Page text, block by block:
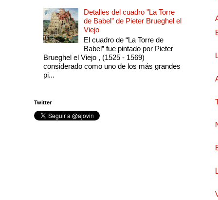
Detalles del cuadro "La Torre
de Babel" de Pieter Brueghel el
Viejo
El cuadro de “La Torre de
Babel” fue pintado por Pieter
Brueghel el Viejo , (1525 - 1569)
considerado como uno de los más grandes
pi...
Twitter